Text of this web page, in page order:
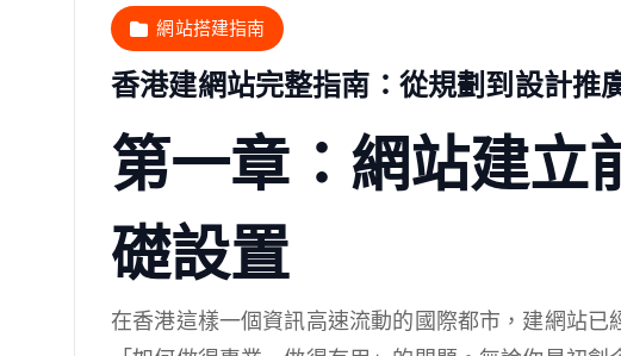
網站搭建指南
香港建網站完整指南：從規劃到設計推
第一章：網站建立
礎設置
在香港這樣一個資訊高速流動的國際都市，建網站